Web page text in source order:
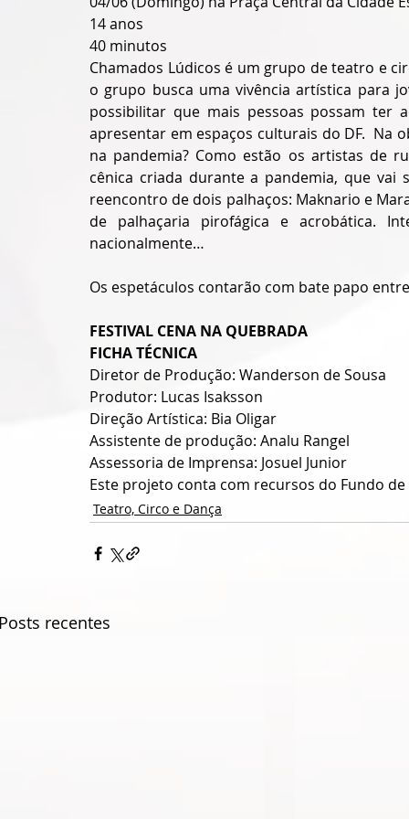
14 anos
40 minutos
Chamados Lúdicos é um grupo de teatro e
o grupo busca uma vivência artística para
possibilitar que mais pessoas possam ter
apresentar em espaços culturais do DF.  Na
na pandemia? Como estão os artistas de
cênica criada durante a pandemia, que
reencontro de dois palhaços: Maknario e
de palhaçaria pirofágica e acrobática.
nacionalmente…
Os espetáculos contarão com bate papo
FESTIVAL CENA NA QUEBRADA
FICHA TÉCNICA
Diretor de Produção: Wanderson de Sousa
Produtor: Lucas Isaksson
Direção Artística: Bia Oligar
Assistente de produção: Analu Rangel
Assessoria de Imprensa: Josuel Junior
Este projeto conta com recursos do Fundo
Teatro, Circo e Dança
recentes